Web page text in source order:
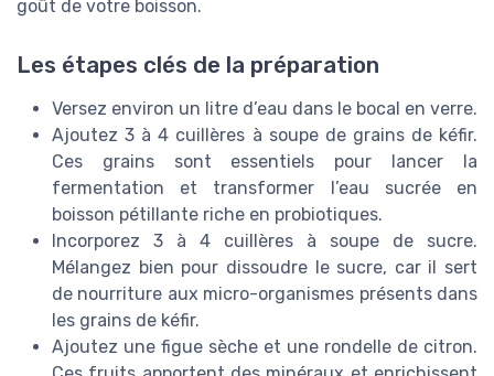
goût de votre boisson.
Les étapes clés de la préparation
Versez environ un litre d’eau dans le bocal en verre.
Ajoutez 3 à 4 cuillères à soupe de grains de kéfir.
Ces grains sont essentiels pour lancer la
fermentation et transformer l’eau sucrée en
boisson pétillante riche en probiotiques.
Incorporez 3 à 4 cuillères à soupe de sucre.
Mélangez bien pour dissoudre le sucre, car il sert
de nourriture aux micro-organismes présents dans
les grains de kéfir.
Ajoutez une figue sèche et une rondelle de citron.